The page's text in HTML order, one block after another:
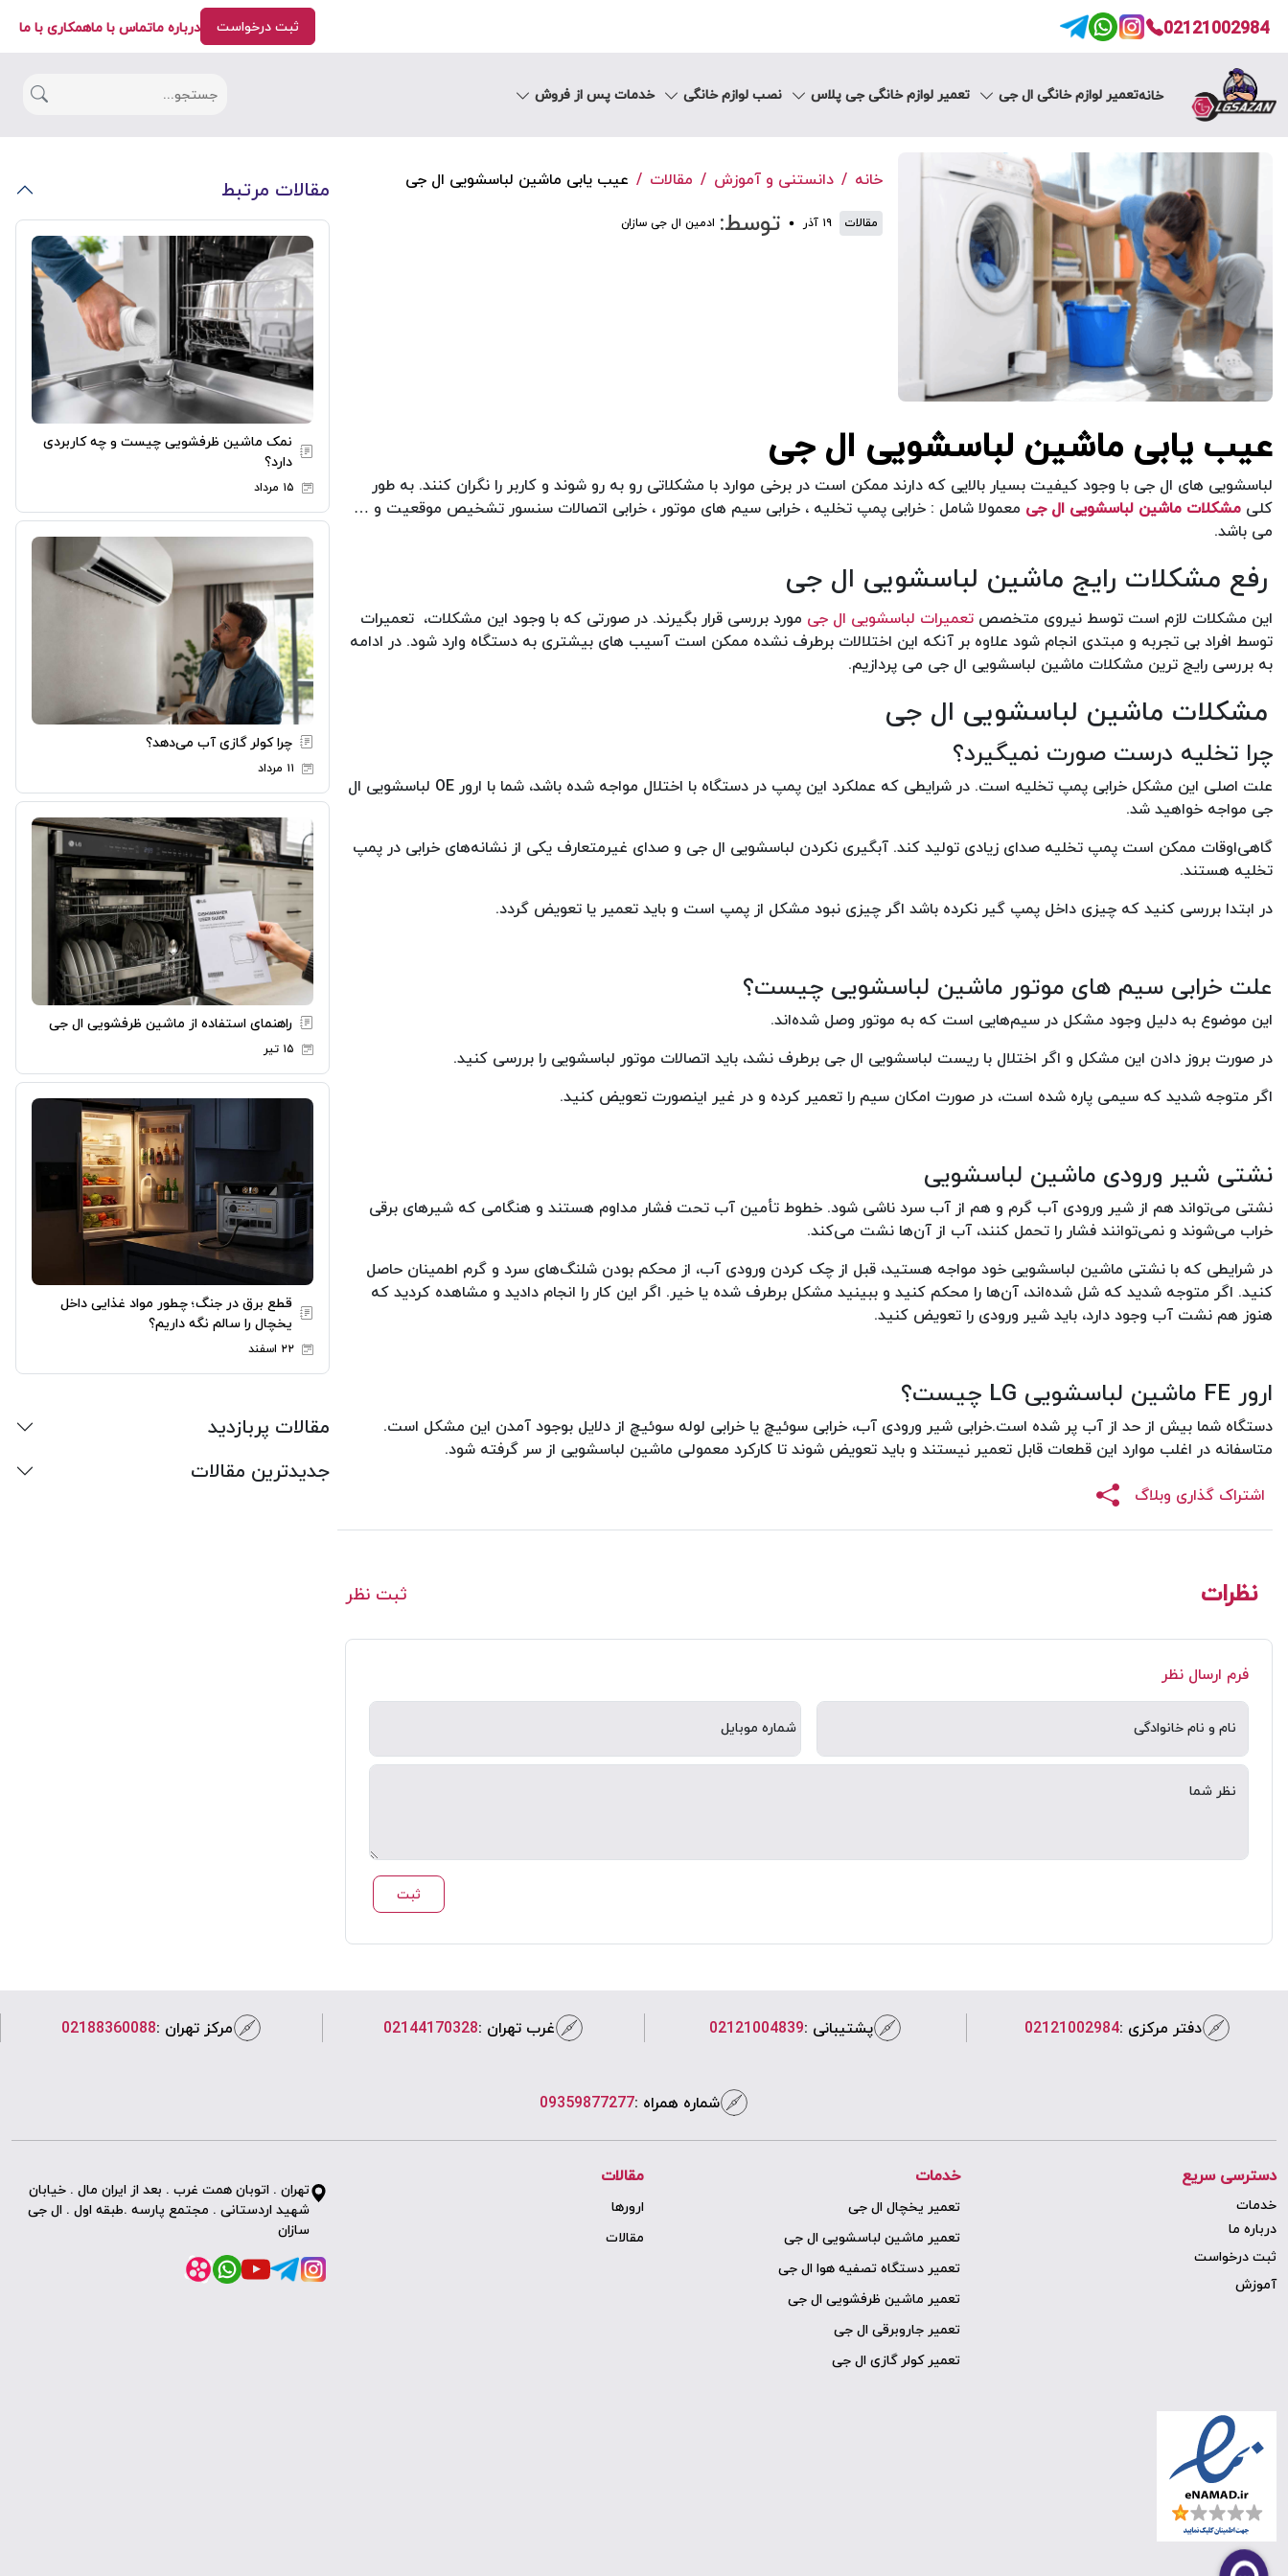
02121002984 ثبت درخواست درباره ماتماس با ماهمکاری با ما
خانهتعمیر لوازم خانگی ال جی تعمیر لوازم خانگی جی پلاس نصب لوازم خانگی خدمات پس از فروش
خانه دانستنی و آموزش مقالات عیب یابی ماشین لباسشویی ال جی
مقالات ۱۹ آذر توسط: ادمین ال جی سازان
عیب یابی ماشین لباسشویی ال جی
لباسشویی های ال جی با وجود کیفیت بسیار بالایی که دارند ممکن است در برخی موارد با مشکلاتی رو به رو شوند و کاربر را نگران کنند. به طور
کلی مشکلات ماشین لباسشویی ال جی معمولا شامل : خرابی پمپ تخلیه ، خرابی سیم های موتور ، خرابی اتصالات سنسور تشخیص موقعیت و …
می باشد.
رفع مشکلات رایج ماشین لباسشویی ال جی
این مشکلات لازم است توسط نیروی متخصص تعمیرات لباسشویی ال جی مورد بررسی قرار بگیرند. در صورتی که با وجود این مشکلات، تعمیرات
توسط افراد بی تجربه و مبتدی انجام شود علاوه بر آنکه این اختلالات برطرف نشده ممکن است آسیب های بیشتری به دستگاه وارد شود. در ادامه
به بررسی رایج ترین مشکلات ماشین لباسشویی ال جی می پردازیم.
مشکلات ماشین لباسشویی ال جی
چرا تخلیه درست صورت نمیگیرد؟
علت اصلی این مشکل خرابی پمپ تخلیه است. در شرایطی که عملکرد این پمپ در دستگاه با اختلال مواجه شده باشد، شما با ارور OE لباسشویی ال
جی مواجه خواهید شد.
گاهی‌اوقات ممکن است پمپ تخلیه صدای زیادی تولید کند. آبگیری نکردن لباسشویی ال جی و صدای غیرمتعارف یکی از نشانه‌های خرابی در پمپ
تخلیه هستند.
در ابتدا بررسی کنید که چیزی داخل پمپ گیر نکرده باشد اگر چیزی نبود مشکل از پمپ است و باید تعمیر یا تعویض گردد.
علت خرابی سیم های موتور ماشین لباسشویی چیست؟
این موضوع به دلیل وجود مشکل در سیم‌‌هایی است که به موتور وصل شده‌اند.
در صورت بروز دادن این مشکل و اگر اختلال با ریست لباسشویی ال جی برطرف نشد، باید اتصالات موتور لباسشویی را بررسی کنید.
اگر متوجه شدید که سیمی پاره شده است، در صورت امکان سیم را تعمیر کرده و در غیر اینصورت تعویض کنید.
نشتی شیر ورودی ماشین لباسشویی
نشتی می‌تواند هم از شیر ورودی آب گرم و هم از آب سرد ناشی شود. خطوط تأمین آب تحت فشار مداوم هستند و هنگامی که شیرهای برقی
خراب می‌شوند و نمی‌توانند فشار را تحمل کنند، آب از آن‌ها نشت می‌کند.
در شرایطی که با نشتی ماشین لباسشویی خود مواجه هستید، قبل از چک کردن ورودی آب، از محکم بودن شلنگ‌های سرد و گرم اطمینان حاصل
کنید. اگر متوجه شدید که شل شده‌اند، آن‌ها را محکم کنید و ببینید مشکل برطرف شده یا خیر. اگر این کار را انجام دادید و مشاهده کردید که
هنوز هم نشت آب وجود دارد، باید شیر ورودی را تعویض کنید.
ارور FE ماشین لباسشویی LG چیست؟
دستگاه شما بیش از حد از آب پر شده است.خرابی شیر ورودی آب، خرابی سوئیچ یا خرابی لوله سوئیچ از دلایل بوجود آمدن این مشکل است.
متاسفانه در اغلب موارد این قطعات قابل تعمیر نیستند و باید تعویض شوند تا کارکرد معمولی ماشین لباسشویی از سر گرفته شود.
اشتراک گذاری وبلاگ
نظرات ثبت نظر
فرم ارسال نظر
نام و نام خانوادگی شماره موبایل
نظر شما
ثبت
مقالات مرتبط
نمک ماشین ظرفشویی چیست و چه کاربردی
دارد؟
۱۵ مرداد
چرا کولر گازی آب می‌دهد؟
۱۱ مرداد
راهنمای استفاده از ماشین ظرفشویی ال جی
۱۵ تیر
قطع برق در جنگ؛ چطور مواد غذایی داخل
یخچال را سالم نگه داریم؟
۲۲ اسفند
مقالات پربازدید
جدیدترین مقالات
دفتر مرکزی :02121002984 پشتیبانی :02121004839 غرب تهران :02144170328 مرکز تهران :02188360088
شماره همراه :09359877277
دسترسی سریع
خدمات
درباره ما
ثبت درخواست
آموزش
خدمات
تعمیر یخچال ال جی
تعمیر ماشین لباسشویی ال جی
تعمیر دستگاه تصفیه هوا ال جی
تعمیر ماشین ظرفشویی ال جی
تعمیر جاروبرقی ال جی
تعمیر کولر گازی ال جی
مقالات
ارورها
مقالات
تهران . اتوبان همت غرب . بعد از ایران مال . خیابان
شهید اردستانی . مجتمع پارسه .طبقه اول . ال جی
سازان